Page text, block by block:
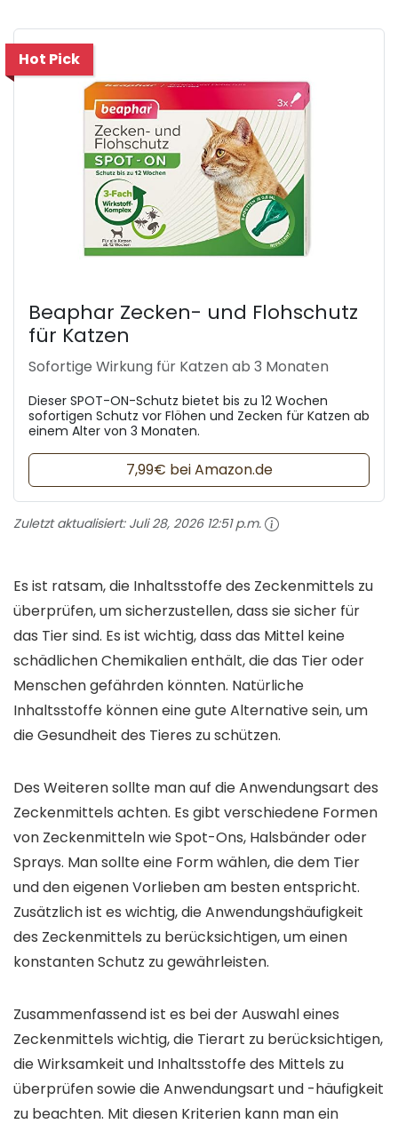
Hot Pick
Beaphar Zecken- und Flohschutz
für Katzen
Sofortige Wirkung für Katzen ab 3 Monaten
Dieser SPOT-ON-Schutz bietet bis zu 12 Wochen
sofortigen Schutz vor Flöhen und Zecken für Katzen ab
einem Alter von 3 Monaten.
7,99€ bei Amazon.de
Zuletzt aktualisiert: Juli 28, 2026 12:51 p.m.
Es ist ratsam, die Inhaltsstoffe des Zeckenmittels zu
überprüfen, um sicherzustellen, dass sie sicher für
das Tier sind. Es ist wichtig, dass das Mittel keine
schädlichen Chemikalien enthält, die das Tier oder
Menschen gefährden könnten. Natürliche
Inhaltsstoffe können eine gute Alternative sein, um
die Gesundheit des Tieres zu schützen.
Des Weiteren sollte man auf die Anwendungsart des
Zeckenmittels achten. Es gibt verschiedene Formen
von Zeckenmitteln wie Spot-Ons, Halsbänder oder
Sprays. Man sollte eine Form wählen, die dem Tier
und den eigenen Vorlieben am besten entspricht.
Zusätzlich ist es wichtig, die Anwendungshäufigkeit
des Zeckenmittels zu berücksichtigen, um einen
konstanten Schutz zu gewährleisten.
Zusammenfassend ist es bei der Auswahl eines
Zeckenmittels wichtig, die Tierart zu berücksichtigen,
die Wirksamkeit und Inhaltsstoffe des Mittels zu
überprüfen sowie die Anwendungsart und -häufigkeit
zu beachten. Mit diesen Kriterien kann man ein